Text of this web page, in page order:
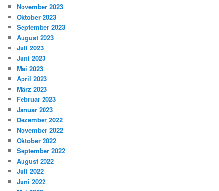
November 2023
Oktober 2023
September 2023
August 2023
Juli 2023
Juni 2023
Mai 2023
April 2023
März 2023
Februar 2023
Januar 2023
Dezember 2022
November 2022
Oktober 2022
September 2022
August 2022
Juli 2022
Juni 2022